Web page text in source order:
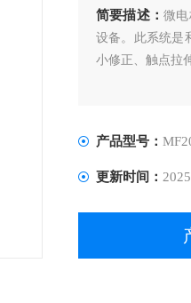
简要描述：微
设备。此系统是
小修正、触点拉
产品型号：
更新时间：